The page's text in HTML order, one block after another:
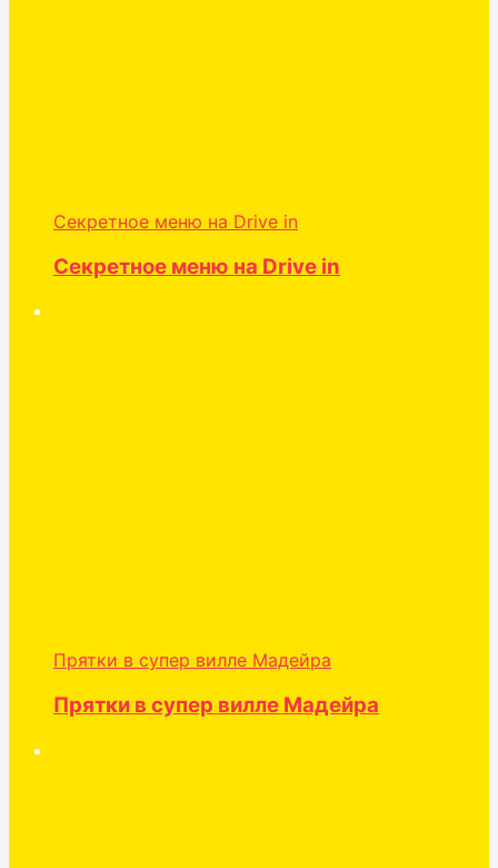
Секретное меню на Drive in
Секретное меню на Drive in
Прятки в супер вилле Мадейра
Прятки в супер вилле Мадейра